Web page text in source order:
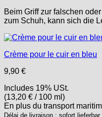
Beim Griff zur falschen
zum Schuh, kann sich die
Crème pour le cuir en bleu
9,90 €
Includes 19% USt.
(13,20 € / 100 ml)
En plus du transport
Délai de livraison : sofort lieferbar